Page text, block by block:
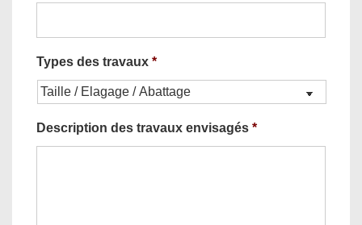
Types des travaux *
Description des travaux envisagés *